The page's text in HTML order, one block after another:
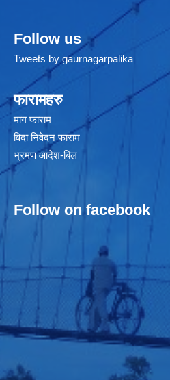
Follow us
Tweets by gaurnagarpalika
फारामहरु
माग फाराम
विदा निवेदन फाराम
भ्रमण आदेश-बिल
Follow on facebook